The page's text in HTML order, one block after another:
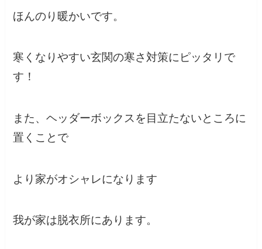
ほんのり暖かいです。
寒くなりやすい玄関の寒さ対策にピッタリで
す！
また、ヘッダーボックスを目立たないところに
置くことで
より家がオシャレになります
我が家は脱衣所にあります。